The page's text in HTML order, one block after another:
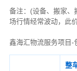
备注： (设备、搬家、
场行情经常波动，此
鑫海汇物流服务项目-
整